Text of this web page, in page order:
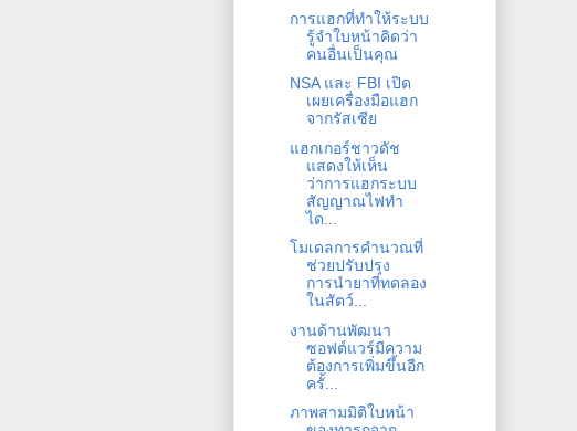
การแฮกที่ทำให้ระบบ
รู้จำใบหน้าคิดว่า
คนอื่นเป็นคุณ
NSA และ FBI เปิด
เผยเครื่องมือแฮก
จากรัสเซีย
แฮกเกอร์ชาวดัช
แสดงให้เห็น
ว่าการแฮกระบบ
สัญญาณไฟทำ
ได...
โมเดลการคำนวณที่
ช่วยปรับปรุง
การนำยาที่ทดลอง
ในสัตว์...
งานด้านพัฒนา
ซอฟต์แวร์มีความ
ต้องการเพิ่มขึ้นอีก
ครั้...
ภาพสามมิติใบหน้า